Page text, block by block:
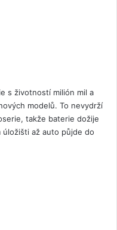
s životností milión mil a
modelů. To nevydrží
takže baterie dožije
úložišti až auto půjde do